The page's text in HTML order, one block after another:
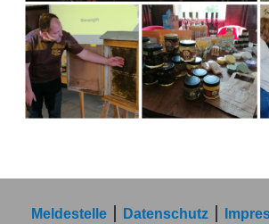
Meldestelle Datenschutz